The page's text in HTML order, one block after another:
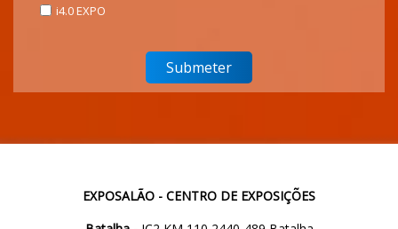
i4.0 EXPO
EXPOSALÃO - CENTRO DE EXPOSIÇÕES